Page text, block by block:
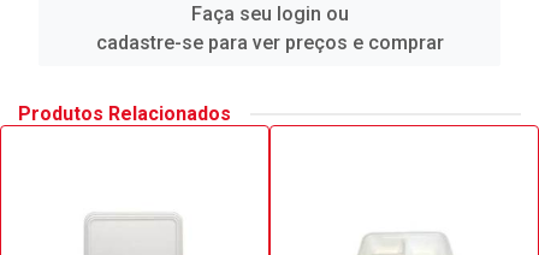
Faça seu login ou
cadastre-se para ver preços e comprar
Produtos Relacionados